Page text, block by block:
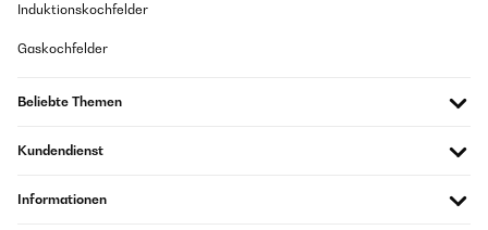
Induktionskochfelder
Gaskochfelder
Beliebte Themen
Kundendienst
Informationen